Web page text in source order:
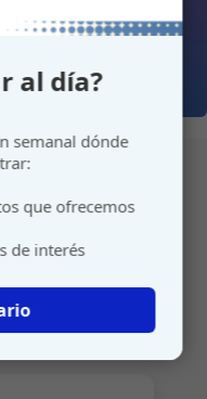
al día?
semanal dónde
que ofrecemos
de interés